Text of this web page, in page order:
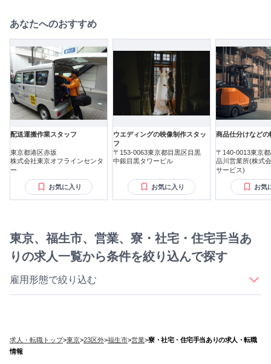
あなたへのおすすめ
配送運搬作業スタッフ
東京都港区赤坂
株式会社東京オフラインセンタ
ー
お気に入り
ウエディングの映像制作スタッ
フ
〒153-0063東京都目黒区目黒
中銀目黒タワービル
お気に入り
商品仕分けなどの
〒140-0013東京
品川営業所(株式
サービス)
お気
東京、福生市、営業、寮・社宅・住宅手当あ
りの求人一覧から条件を絞り込んで探す
雇用形態で絞り込む
求人・転職トップ>東京>23区外>福生市>営業>寮・社宅・住宅手当ありの求人・転職
情報